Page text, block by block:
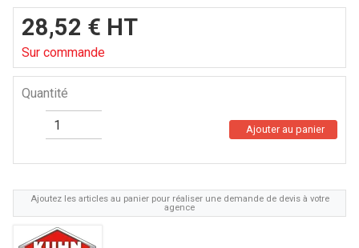
Ajoutez les articles au panier pour réaliser une demande de devis à votre
agence
28,52 € HT
Sur commande
Quantité
Ajouter au panier